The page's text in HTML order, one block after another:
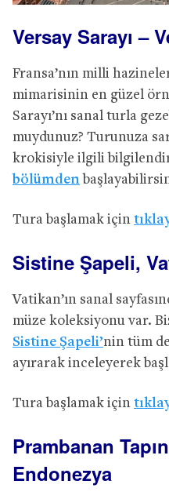
Versay Sarayı –
Fransa’nın milli
mimarisinin en güzel
Sarayı’nı sanal turla
muydunuz? Turunuza
krokisiyle ilgili
bölümden
Tura başlamak için
Sistine Şapeli,
Vatikan’ın sanal
müze koleksiyonu var.
Sistine Şapeli’nin tüm
ayırarak inceleyerek
Tura başlamak için
Prambanan
Endonezya